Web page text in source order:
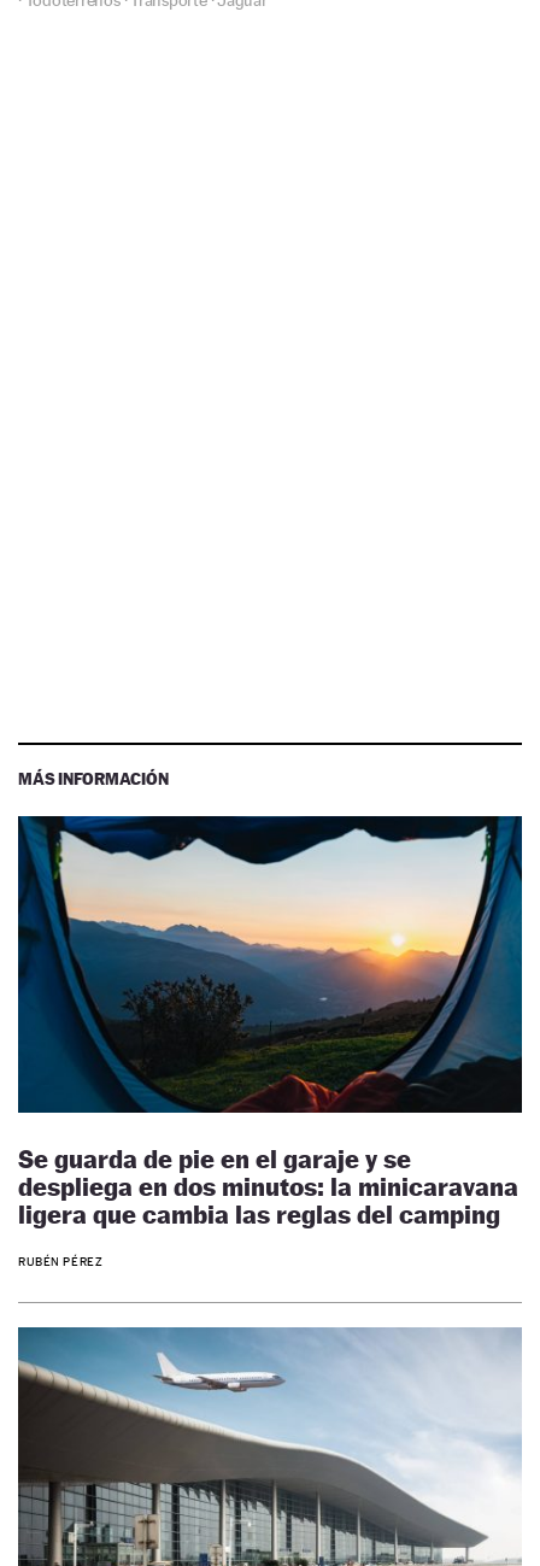
MÁS INFORMACIÓN
Se guarda de pie en el garaje y se
despliega en dos minutos: la minicaravana
ligera que cambia las reglas del camping
RUBÉN PÉREZ